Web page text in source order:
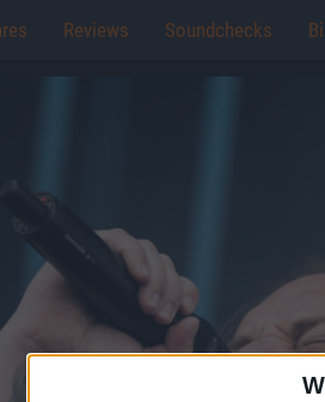
Reviews Soundchecks